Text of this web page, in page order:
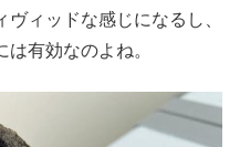
ィッドな感じになるし、
有効なのよね。